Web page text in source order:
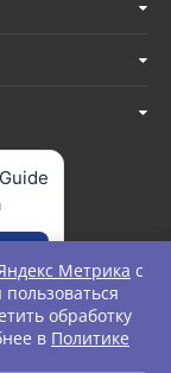
Метрика с
обработку
в Политике